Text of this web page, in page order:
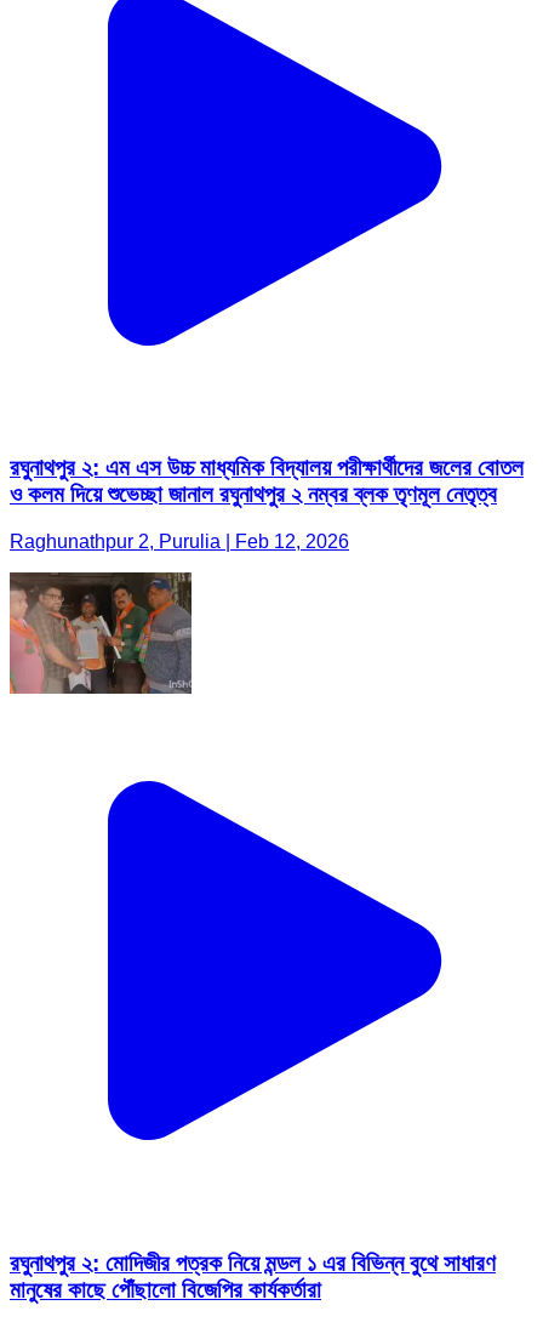
রঘুনাথপুর ২: এম এস উচ্চ মাধ্যমিক বিদ্যালয় পরীক্ষার্থীদের জলের বোতল
ও কলম দিয়ে শুভেচ্ছা জানাল রঘুনাথপুর ২ নম্বর ব্লক তৃণমূল নেতৃত্ব
Raghunathpur 2, Purulia | Feb 12, 2026
রঘুনাথপুর ২: মোদিজীর পত্রক নিয়ে মন্ডল ১ এর বিভিন্ন বুথে সাধারণ
মানুষের কাছে পৌঁছালো বিজেপির কার্যকর্তারা